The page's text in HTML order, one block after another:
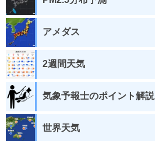
アメダス
2週間天気
気象予報士のポイント解説
世界天気